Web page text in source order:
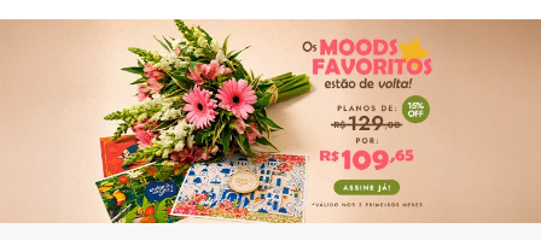
As mais comuns são as rosas, que se tornaram um clássico entre os
presentes. As vermelhas são as preferidas, mas você pode inovar utilizando
as brancas, rosas e amarelas. Se preferir apostar em diferentes espécies,
temos em nosso catálogo margaridas, orquídeas, lírios, astromélias,
gérberas, girassóis, entre outras.
Quanto aos chocolates, aqui em nosso site você irá encontrar bombons de
marcas premium, como Lindt, Ferrero Rocher e Rafaello, além de alfajores
da Havanna. Também contamos com delícias como brigadeiros, tanto no
formato tradicional como de colher.